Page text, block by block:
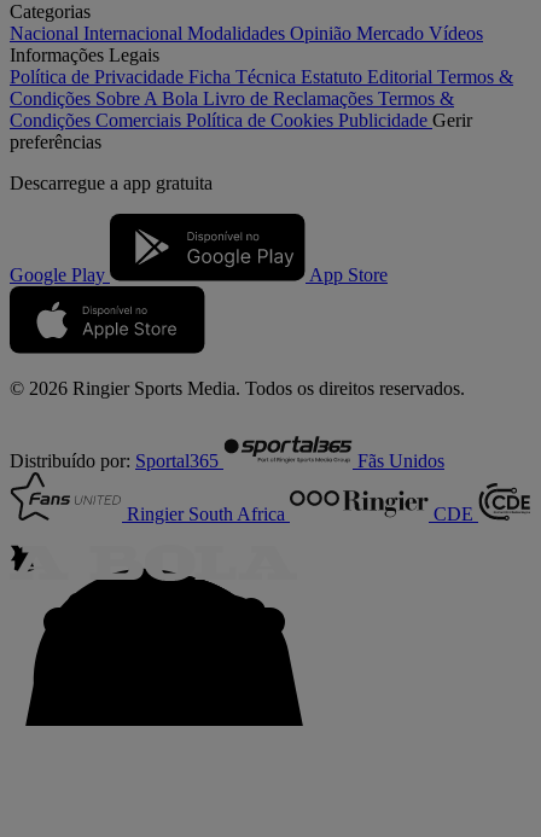
Categorias
Nacional Internacional Modalidades Opinião Mercado Vídeos
Informações Legais
Política de Privacidade Ficha Técnica Estatuto Editorial Termos &
Condições Sobre A Bola Livro de Reclamações Termos &
Condições Comerciais Política de Cookies Publicidade Gerir
preferências
Descarregue a app gratuita
Google Play App Store
© 2026 Ringier Sports Media. Todos os direitos reservados.
Distribuído por: Sportal365 Fãs Unidos
Ringier South Africa CDE